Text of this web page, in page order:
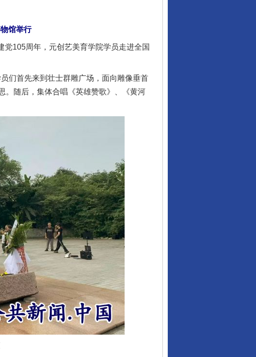
馆举行
105周年，元创艺美育学院学员走进全国
们首先来到壮士群雕广场，面向雕像垂首
。随后，集体合唱《英雄赞歌》、《黄河